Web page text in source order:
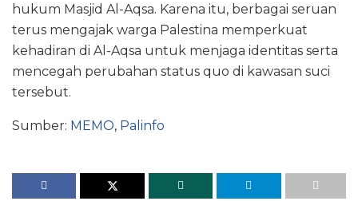
hukum Masjid Al-Aqsa. Karena itu, berbagai seruan
terus mengajak warga Palestina memperkuat
kehadiran di Al-Aqsa untuk menjaga identitas serta
mencegah perubahan status quo di kawasan suci
tersebut.
Sumber: MEMO, Palinfo